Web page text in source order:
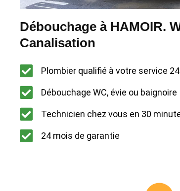
Débouchage à HAMOIR.
Canalisation
Plombier qualifié à votre service
Débouchage WC, évie ou baignoire
Technicien chez vous en 30
24 mois de garantie